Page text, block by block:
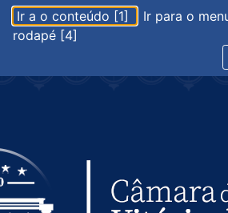
Ir a o conteúdo [1] Ir para o
rodapé [4]